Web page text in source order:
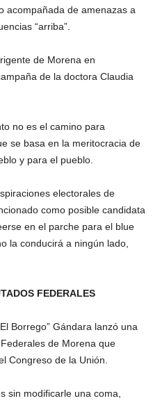
acompañada de amenazas a
“arriba”.
de Morena en
de la doctora Claudia
no es el camino para
se basa en la meritocracia de
y para el pueblo.
electorales de
como posible candidata
en el parche para el blue
la conducirá a ningún lado,
FEDERALES
Borrego” Gándara lanzó una
de Morena que
Congreso de la Unión.
sin modificarle una coma,